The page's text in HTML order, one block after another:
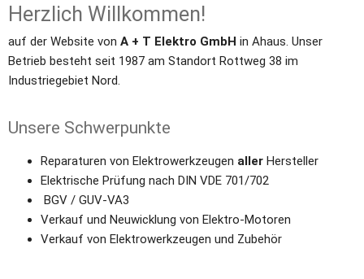
Herzlich Willkommen!
auf der Website von A + T Elektro GmbH in Ahaus. Unser
Betrieb besteht seit 1987 am Standort Rottweg 38 im
Industriegebiet Nord.
Unsere Schwerpunkte
Reparaturen von Elektrowerkzeugen aller Hersteller
Elektrische Prüfung nach DIN VDE 701/702
BGV / GUV-VA3
Verkauf und Neuwicklung von Elektro-Motoren
Verkauf von Elektrowerkzeugen und Zubehör